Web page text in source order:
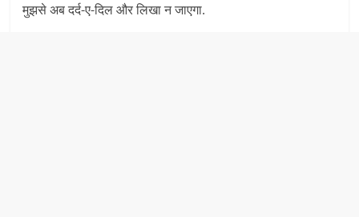
मुझसे अब दर्द-ए-दिल और लिखा न जाएगा.